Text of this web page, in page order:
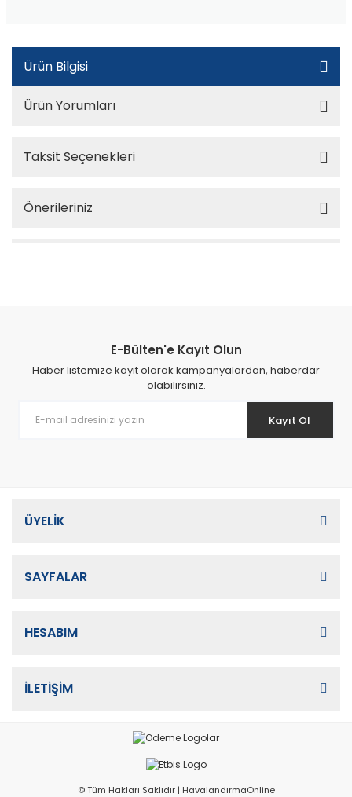
Ürün Bilgisi
Ürün Yorumları
Taksit Seçenekleri
Önerileriniz
E-Bülten'e Kayıt Olun
Haber listemize kayıt olarak kampanyalardan, haberdar
olabilirsiniz.
Kayıt Ol
ÜYELİK
SAYFALAR
HESABIM
İLETİŞİM
© Tüm Hakları Saklıdır | HavalandırmaOnline